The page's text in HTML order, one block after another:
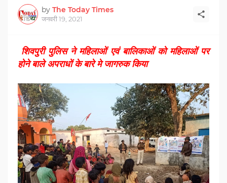
by The Today Times
जनवरी 19, 2021
शिवपुरी पुलिस ने महिलाओं एवं बालिकाओं को महिलाओं पर
होने बाले अपराधों के बारे मे जागरुक किया